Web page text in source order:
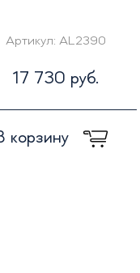
Артикул: AL2390
17 730 руб.
корзину